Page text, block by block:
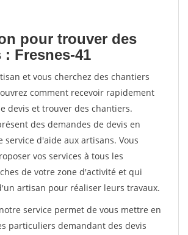
pour trouver des
Fresnes-41
et vous cherchez des chantiers
comment recevoir rapidement
devis et trouver des chantiers.
des demandes de devis en
service d'aide aux artisans. Vous
vos services à tous les
de votre zone d'activité et qui
artisan pour réaliser leurs travaux.
service permet de vous mettre en
particuliers demandant des devis